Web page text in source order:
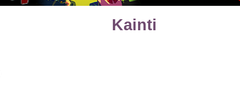
Kainti